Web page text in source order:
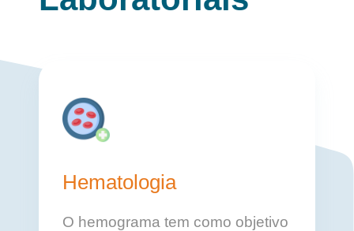
Hematologia
O hemograma tem como objetivo